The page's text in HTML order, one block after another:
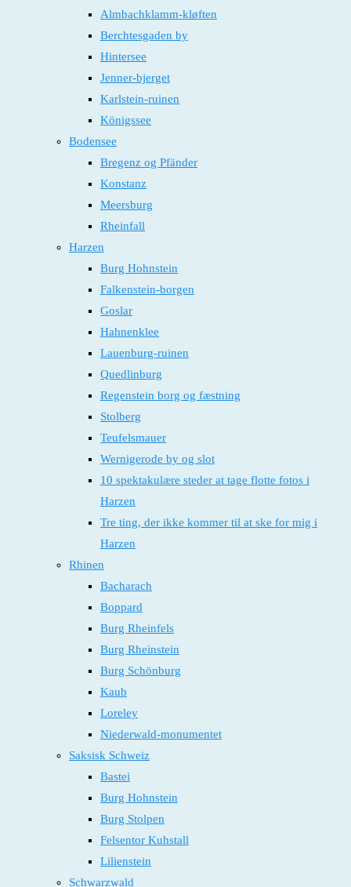
Almbachklamm-kløften
Berchtesgaden by
Hintersee
Jenner-bjerget
Karlstein-ruinen
Königssee
Bodensee
Bregenz og Pfänder
Konstanz
Meersburg
Rheinfall
Harzen
Burg Hohnstein
Falkenstein-borgen
Goslar
Hahnenklee
Lauenburg-ruinen
Quedlinburg
Regenstein borg og fæstning
Stolberg
Teufelsmauer
Wernigerode by og slot
10 spektakulære steder at tage flotte fotos i
Harzen
Tre ting, der ikke kommer til at ske for mig i
Harzen
Rhinen
Bacharach
Boppard
Burg Rheinfels
Burg Rheinstein
Burg Schönburg
Kaub
Loreley
Niederwald-monumentet
Saksisk Schweiz
Bastei
Burg Hohnstein
Burg Stolpen
Felsentor Kuhstall
Lilienstein
Schwarzwald